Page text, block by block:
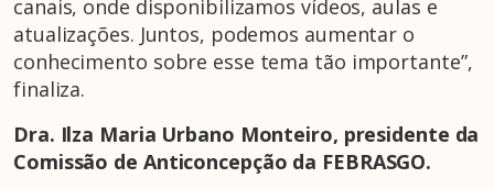
canais, onde disponibilizamos vídeos, aulas e
atualizações. Juntos, podemos aumentar o
conhecimento sobre esse tema tão importante”,
finaliza.
Dra. Ilza Maria Urbano Monteiro, presidente da
Comissão de Anticoncepção da FEBRASGO.